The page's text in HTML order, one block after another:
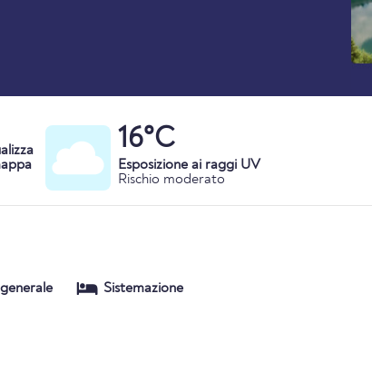
16°C
Esposizione ai raggi UV
Rischio moderato
Sistemazione